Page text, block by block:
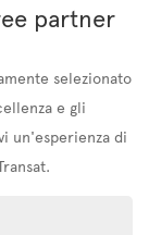
partner
selezionato
e gli
un'esperienza di